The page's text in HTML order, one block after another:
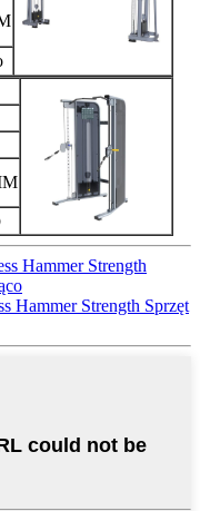
Hammer Strength
Hammer Strength Sprzęt